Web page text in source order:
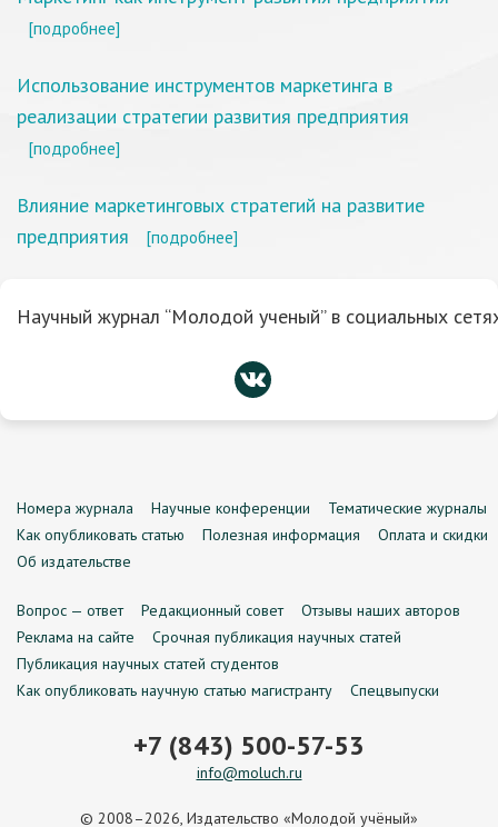
[подробнее]
Использование инструментов маркетинга в
реализации стратегии развития предприятия
[подробнее]
Влияние маркетинговых стратегий на развитие
предприятия
[подробнее]
Научный журнал “Молодой ученый” в социальных
Номера журнала Научные конференции
Тематические журналы
Как опубликовать статью
Полезная информация
Оплата и скидки
Об издательстве
Вопрос — ответ Редакционный совет
Отзывы наших авторов
Реклама на сайте
Срочная публикация научных статей
Публикация научных статей студентов
Как опубликовать научную статью магистранту
Спецвыпуски
+7 (843) 500-57-53
info@moluch.ru
© 2008–2026, Издательство «Молодой учёный»